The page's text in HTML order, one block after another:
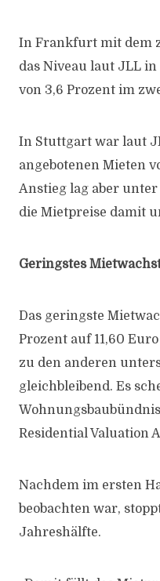
In Frankfurt mit dem
das Niveau laut JLL
von 3,6 Prozent im
In Stuttgart war laut
angebotenen Mieten
Anstieg lag aber
die Mietpreise damit
Geringstes
Das geringste
Prozent auf 11,60
zu den anderen
gleichbleibend. Es
Residential Valuation
Nachdem im ersten
beobachten war,
Jahreshälfte.